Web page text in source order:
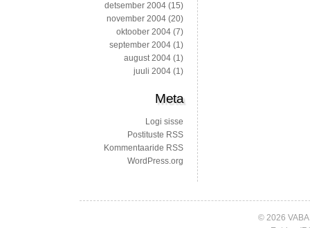
detsember 2004 (15)
november 2004 (20)
oktoober 2004 (7)
september 2004 (1)
august 2004 (1)
juuli 2004 (1)
Meta
Logi sisse
Postituste RSS
Kommentaaride RSS
WordPress.org
© 2026